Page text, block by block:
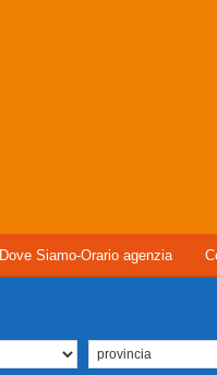
Dove Siamo-Orario agenzia